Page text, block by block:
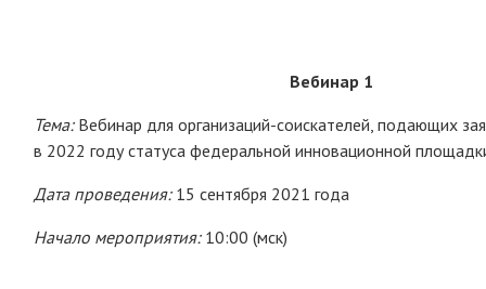
Вебинар 1
Тема:Вебинар для организаций-соискателей, подающих
в 2022 году статуса федеральной инновационной
Дата проведения:15 сентября 2021 года
Начало мероприятия:10:00 (мск)